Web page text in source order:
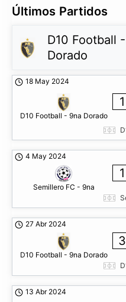
Últimos Partidos
D10 Football
Dorado
18 May 2024
D10 Football - 9na Dorado
1
4 May 2024
Semillero FC - 9na
1
27 Abr 2024
D10 Football - 9na Dorado
3
13 Abr 2024